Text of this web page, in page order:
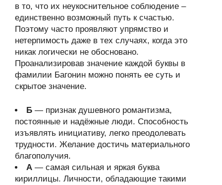
в то, что их неукоснительное соблюдение –
единственно возможный путь к счастью.
Поэтому часто проявляют упрямство и
нетерпимость даже в тех случаях, когда это
никак логически не обосновано.
Проанализировав значение каждой буквы в
фамилии Багонин можно понять ее суть и
скрытое значение.
Б — признак душевного романтизма,
постоянные и надёжные люди. Способность
изъявлять инициативу, легко преодолевать
трудности. Желание достичь материального
благополучия.
А — самая сильная и яркая буква
кириллицы. Личности, обладающие такими